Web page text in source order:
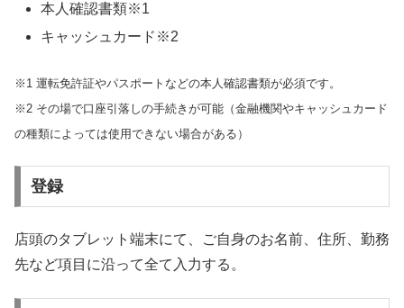
本人確認書類※1
キャッシュカード※2
※1 運転免許証やパスポートなどの本人確認書類が必須です。
※2 その場で口座引落しの手続きが可能（金融機関やキャッシュカード
の種類によっては使用できない場合がある）
登録
店頭のタブレット端末にて、ご自身のお名前、住所、勤務
先など項目に沿って全て入力する。